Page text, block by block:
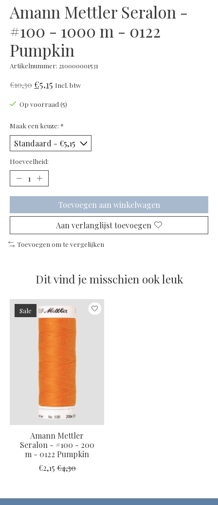
Amann Mettler Seralon -
#100 - 1000 m - 0122
Pumpkin
Artikelnummer: 210000001531
€10,30€5,15 Incl. btw
Op voorraad (5)
Maak een keuze: *
Hoeveelheid:
Toevoegen aan winkelwagen
Aan verlanglijst toevoegen
Toevoegen om te vergelijken
Dit vind je misschien ook leuk
Items van productcarrousel
Sale
Amann Mettler
Seralon - #100 - 200
m - 0122 Pumpkin
€2,15 €4,30